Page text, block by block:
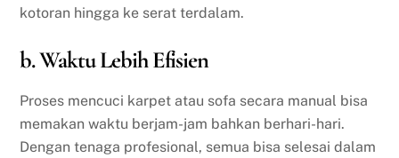
kotoran hingga ke serat terdalam.
b. Waktu Lebih Efisien
Proses mencuci karpet atau sofa secara manual bisa
memakan waktu berjam-jam bahkan berhari-hari.
Dengan tenaga profesional, semua bisa selesai dalam